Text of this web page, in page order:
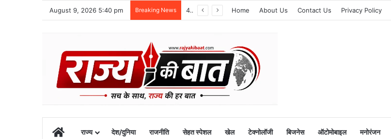
August 9, 2026 5:40 pm Breaking News 48 वर्षीय क्षेत्र पंचायत सदस्य का खीरगंगा किनारे शव मिला Home About Us Contact Us Privacy Policy
Homeराज्य देश/दुनिया राजनीति सेहत स्पेशल खेल टेक्नोलॉजी बिजनेस ऑटोमोबाइल मनोरंजन